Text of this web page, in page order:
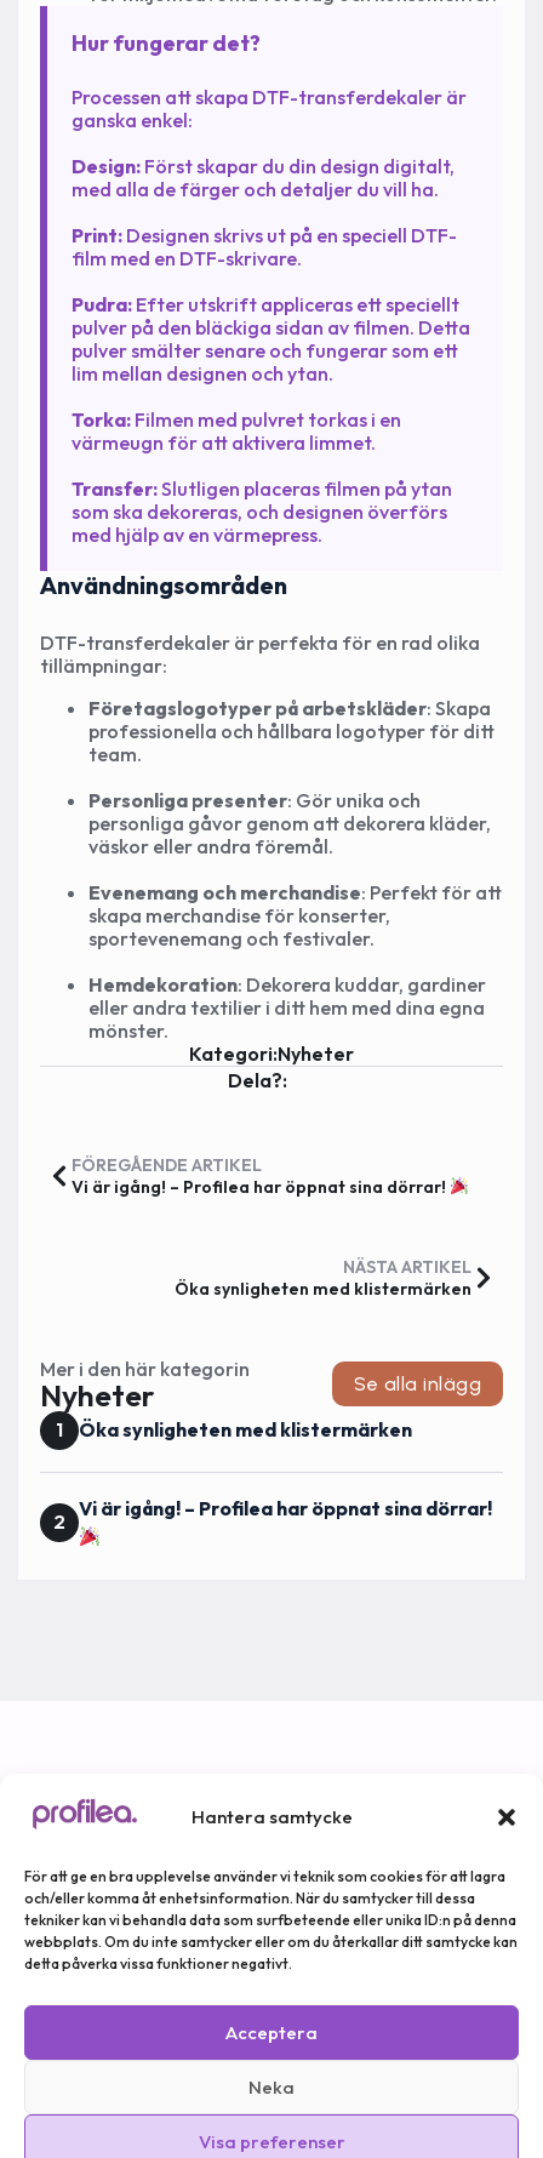
Hantera samtycke
För att ge en bra upplevelse använder vi teknik som cookies för att lagra
och/eller komma åt enhetsinformation. När du samtycker till dessa
tekniker kan vi behandla data som surfbeteende eller unika ID:n på denna
webbplats. Om du inte samtycker eller om du återkallar ditt samtycke kan
detta påverka vissa funktioner negativt.
Acceptera
Neka
Visa preferenser
Hur fungerar det?
Processen att skapa DTF-transferdekaler är
ganska enkel:
Design: Först skapar du din design digitalt,
med alla de färger och detaljer du vill ha.
Print: Designen skrivs ut på en speciell DTF-
film med en DTF-skrivare.
Pudra: Efter utskrift appliceras ett speciellt
pulver på den bläckiga sidan av filmen. Detta
pulver smälter senare och fungerar som ett
lim mellan designen och ytan.
Torka: Filmen med pulvret torkas i en
värmeugn för att aktivera limmet.
Transfer:Slutligen placeras filmen på ytan
som ska dekoreras, och designen överförs
med hjälp av en värmepress.
Användningsområden
DTF-transferdekaler är perfekta för en rad olika
tillämpningar:
Företagslogotyper på arbetskläder: Skapa
professionella och hållbara logotyper för ditt
team.
Personliga presenter: Gör unika och
personliga gåvor genom att dekorera kläder,
väskor eller andra föremål.
Evenemang och merchandise: Perfekt för att
skapa merchandise för konserter,
sportevenemang och festivaler.
Hemdekoration: Dekorera kuddar, gardiner
eller andra textilier i ditt hem med dina egna
mönster.
Kategori:Nyheter
Dela?:
FÖREGÅENDE ARTIKEL
Vi är igång! – Profilea har öppnat sina dörrar!
NÄSTA ARTIKEL
Öka synligheten med klistermärken
Mer i den här kategorin
Nyheter Se alla inlägg
Öka synligheten med klistermärken
Vi är igång! – Profilea har öppnat sina dörrar!
Nyheter och erbjudanden
erbjudanden och annan information.